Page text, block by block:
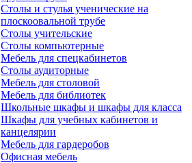
Столы и стулья ученические на
плоскоовальной трубе
Столы учительские
Столы компьютерные
Мебель для спецкабинетов
Столы аудиторные
Мебель для столовой
Мебель для библиотек
Школьные шкафы и шкафы для класса
Шкафы для учебных кабинетов и
канцелярии
Мебель для гардеробов
Офисная мебель